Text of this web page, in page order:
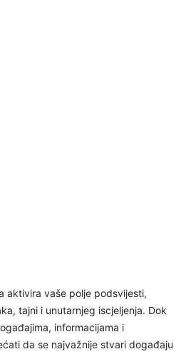
aktivira vaše polje podsvijesti,
tajni i unutarnjeg iscjeljenja. Dok
informacijama i
da se najvažnije stvari događaju